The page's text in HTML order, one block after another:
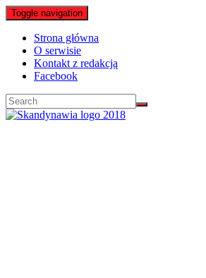
Toggle navigation
Strona główna
O serwisie
Kontakt z redakcją
Facebook